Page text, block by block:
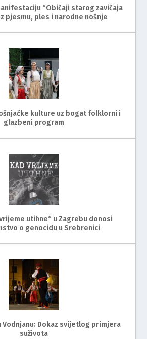
“Običaji starog zavičaja
pjesmu, ples i narodne nošnje
kulture uz bogat folklorni i
glazbeni program
utihne“ u Zagrebu donosi
o genocidu u Srebrenici
Vodnjanu: Dokaz svijetlog primjera
suživota